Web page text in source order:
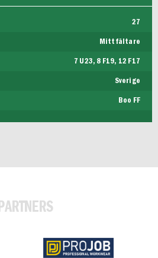
27
Mittfältare
7 U23, 8 F19, 12 F17
Sverige
Boo FF
PARTNERS